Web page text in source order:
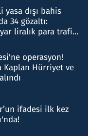
dışı bahis
34 gözaltı:
liralık para trafiği
operasyon!
Kaplan Hürriyet ve
ifadesi ilk kez